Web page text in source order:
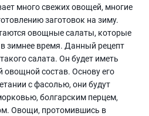
много свежих овощей, многие
заготовок на зиму.
овощные салаты, которые
зимнее время. Данный рецепт
салата. Он будет иметь
состав. Основу его
с фасолью, они будут
болгарским перцем,
Овощи, протомившись в